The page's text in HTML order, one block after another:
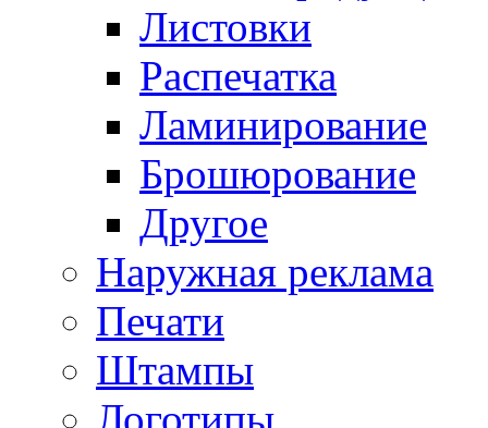
Листовки
Распечатка
Ламинирование
Брошюрование
Другое
Наружная реклама
Печати
Штампы
Логотипы